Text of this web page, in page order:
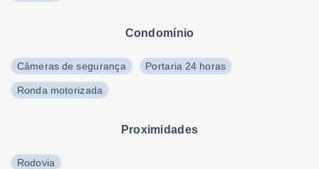
Condomínio
Câmeras de segurança Portaria 24 horas
Ronda motorizada
Proximidades
Rodovia